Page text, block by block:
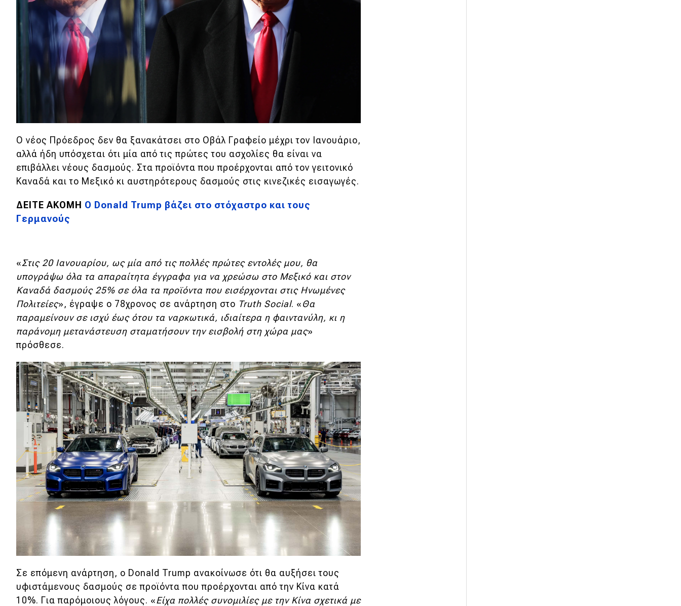
Formula 1
WRC
Motorsport
Νέα
Τεχνολογία
Mobility
Σταθμοί φόρτισης
Classic
Παρουσιάσεις
DRIVE Away
MOTO
Μεταχειρισμένο
Οδηγός αγοράς
Συμβουλές
Χρηστικά
Συμβουλές
ΚΤΕΟ
Οδική βοήθεια
eDRIVE
DRIVE USED
Ο νέος Πρόεδρος δεν θα ξανακάτσει στο Οβάλ Γραφείο μέχρι τον Ιανουάριο,
αλλά ήδη υπόσχεται ότι μία από τις πρώτες του ασχολίες θα είναι να
επιβάλλει νέους δασμούς. Στα προϊόντα που προέρχονται από τον γειτονικό
Καναδά και το Μεξικό κι αυστηρότερους δασμούς στις κινεζικές εισαγωγές.
ΔΕΙΤΕ ΑΚΟΜΗ O Donald Trump βάζει στο στόχαστρο και τους
Γερμανούς
«Στις 20 Ιανουαρίου, ως μία από τις πολλές πρώτες εντολές μου, θα
υπογράψω όλα τα απαραίτητα έγγραφα για να χρεώσω στο Μεξικό και στον
Καναδά δασμούς 25% σε όλα τα προϊόντα που εισέρχονται στις Ηνωμένες
Πολιτείες», έγραψε ο 78χρονος σε ανάρτηση στο Truth Social. «Θα
παραμείνουν σε ισχύ έως ότου τα ναρκωτικά, ιδιαίτερα η φαιντανύλη, κι η
παράνομη μετανάστευση σταματήσουν την εισβολή στη χώρα μας»
πρόσθεσε.
Σε επόμενη ανάρτηση, ο Donald Trump ανακοίνωσε ότι θα αυξήσει τους
υφιστάμενους δασμούς σε προϊόντα που προέρχονται από την Κίνα κατά
10%. Για παρόμοιους λόγους. «Είχα πολλές συνομιλίες με την Κίνα σχετικά με